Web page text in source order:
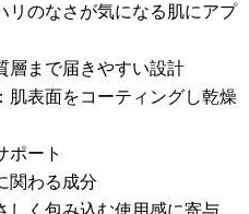
リのなさが気になる肌にアプ
層まで届きやすい設計
肌表面をコーティングし乾燥
ポート
関わる成分
しく包み込む使用感に寄与